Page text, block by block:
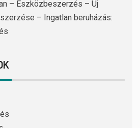
– Eszközbeszerzés – Új
– Ingatlan beruházás: